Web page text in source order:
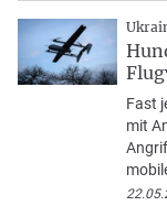
Fast
mit